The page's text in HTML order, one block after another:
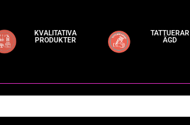
KVALITATIVA
PRODUKTER
TATTUERAR
ÄGD